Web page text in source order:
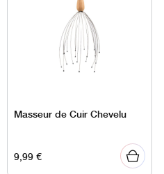
Masseur de Cuir Chevelu
9,99€